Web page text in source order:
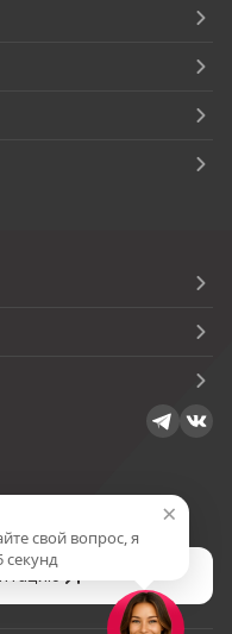
×
свой вопрос, я
секунд